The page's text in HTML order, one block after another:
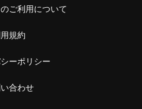
ご利用について
規約
ーポリシー
合わせ